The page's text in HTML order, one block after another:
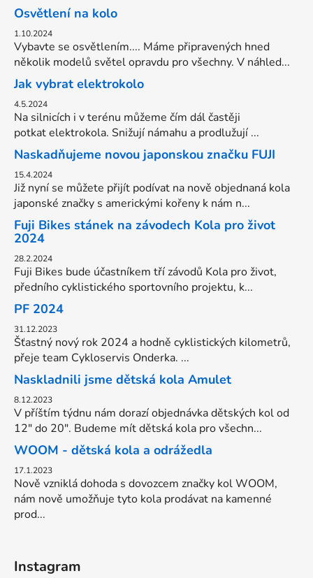
Osvětlení na kolo
1.10.2024
Vybavte se osvětlením.... Máme připravených hned
několik modelů světel opravdu pro všechny. V náhled...
Jak vybrat elektrokolo
4.5.2024
Na silnicích i v terénu můžeme čím dál častěji
potkat elektrokola. Snižují námahu a prodlužují ...
Naskadňujeme novou japonskou značku FUJI
15.4.2024
Již nyní se můžete přijít podívat na nově objednaná kola
japonské značky s americkými kořeny k nám n...
Fuji Bikes stánek na závodech Kola pro život
2024
28.2.2024
Fuji Bikes bude účastníkem tří závodů Kola pro život,
předního cyklistického sportovního projektu, k...
PF 2024
31.12.2023
Šťastný nový rok 2024 a hodně cyklistických kilometrů,
přeje team Cykloservis Onderka. ...
Naskladnili jsme dětská kola Amulet
8.12.2023
V příštím týdnu nám dorazí objednávka dětských kol od
12" do 20". Budeme mít dětská kola pro všechn...
WOOM - dětská kola a odrážedla
17.1.2023
Nově vzniklá dohoda s dovozcem značky kol WOOM,
nám nově umožňuje tyto kola prodávat na kamenné
prod...
Instagram